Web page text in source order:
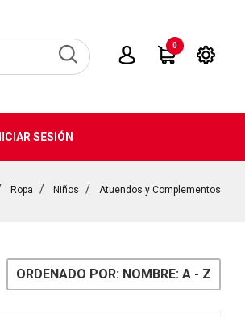
0
SESIÓN
Ropa Niños Atuendos y Complementos
ORDENADO POR: NOMBRE: A - Z